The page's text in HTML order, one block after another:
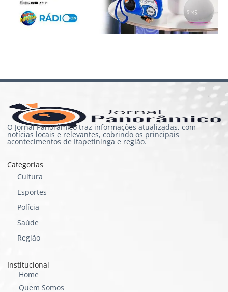
O Jornal Panorâmico traz informações atualizadas, com
notícias locais e relevantes, cobrindo os principais
acontecimentos de Itapetininga e região.
Categorias
Cultura
Esportes
Polícia
Saúde
Região
Institucional
Home
Quem Somos